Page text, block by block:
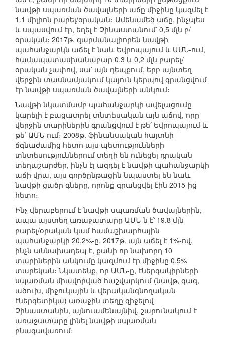
նավթի սպառման ծավալների աճը միջինը կազմել է
1.1 միլիոն բարել/օրական։ Ամենամեծ աճը, ինչպես
և սպասվում էր, եղել է Չինաստանում՝ 0,5 մլն բ/
օրական։ 2017թ. զարմանալիորեն նավթի
պահանջարկն աճել է նաև Եվրոպայում և ԱՄՆ-ում,
համապատասխանաբար 0,3 և 0,2 մլն բարել/
օրական չափով, սա՝ այն դեպքում, երբ այնտեղ
վերջին տասնամյակում կայուն կերպով գրանցվում
էր նավթի սպառման ծավալների անկում։
Նավթի նկատմամբ պահանջարկի ավելացումը
կարելի է բացատրել տնտեսական այն աճով, որը
վերջին տարիներին գրանցվում է թե՛ Եվրոպայում և
թե՛ ԱՄՆ-ում։ 2008թ. ֆինանսական հայտնի
ճգնաժամից հետո այս պետությունների
տնտեսություններում տեղի են ունեցել դրական
տեղաշարժեր, ինչն էլ ազդել է նավթի պահանջարկի
աճի վրա, այս գործընթացին նպաստել են նաև
նավթի ցածր գները, որոնք գրանցվել էին 2015-ից
հետո։
Ինչ վերաբերում է նավթի սպառման ծավալներին,
ապա այստեղ առաջատարը ԱՄՆ-ն է՝ 19.8 մլն
բարել/օրական կամ համաշխարհային
պահանջարկի 20.2%-ը, 2017թ. այն աճել է 1%-ով,
ինչն աննախադեպ է, քանի որ նախորդ 10
տարիներին անկումը կազմում էր միջինը 0.5%
տարեկան։ Նկատենք, որ ԱՄՆ-ը, էներգակիրների
սպառման միավորված հաշվարկում (նավթ, գազ,
ածուխ, միջուկային և վերականգնողական
էներգետիկա) առաջին տեղը զիջելով
Չինաստանին, այնուամենայնիվ, շարունակում է
առաջատարը լինել նավթի սպառման
բնագավառում։